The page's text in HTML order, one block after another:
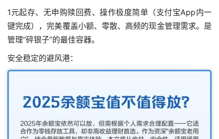
1元起存、无申购赎回费、操作极度简单（支付宝App内一
键完成），完美覆盖小额、零散、高频的现金管理需求。是
管理“碎银子”的最佳容器。
安全稳定的避风港：